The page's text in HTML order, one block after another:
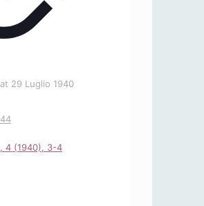
at 29 Luglio 1940
4 (1940), 3-4